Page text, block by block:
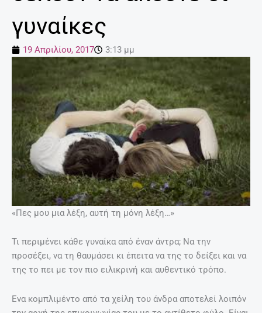
γυναίκες
19 Απριλίου, 2017 3:13 μμ
«Πες μου μια λέξη, αυτή τη μόνη λέξη…»
Τι περιμένει κάθε γυναίκα από έναν άντρα; Να την
προσέξει, να τη θαυμάσει κι έπειτα να της το δείξει και να
της το πει με τον πιο ειλικρινή και αυθεντικό τρόπο.
Ενα κομπλιμέντο από τα χείλη του άνδρα αποτελεί λοιπόν